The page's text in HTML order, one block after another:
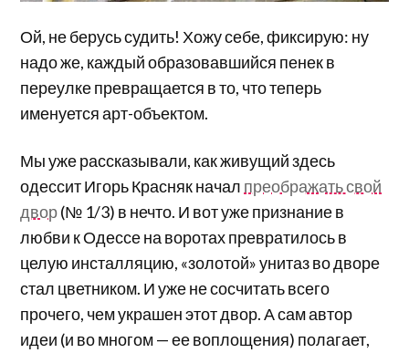
Ой, не берусь судить! Хожу себе, фиксирую: ну
надо же, каждый образовавшийся пенек в
переулке превращается в то, что теперь
именуется арт-объектом.
Мы уже рассказывали, как живущий здесь
одессит Игорь Красняк начал преображать свой
двор(№ 1/3) в нечто. И вот уже признание в
любви к Одессе на воротах превратилось в
целую инсталляцию, «золотой» унитаз во дворе
стал цветником. И уже не сосчитать всего
прочего, чем украшен этот двор. А сам автор
идеи (и во многом — ее воплощения) полагает,